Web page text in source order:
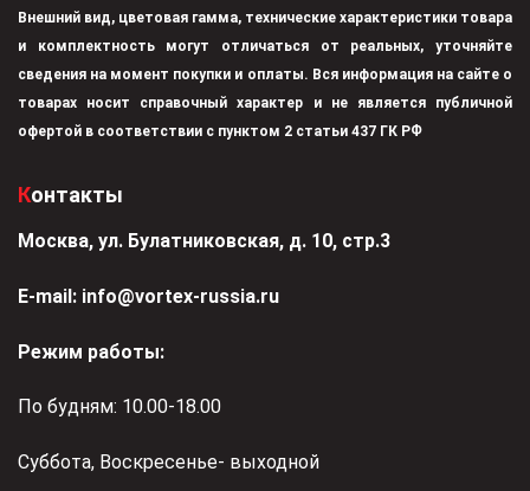
Внешний вид, цветовая гамма, технические характеристики товара
и комплектность могут отличаться от реальных, уточняйте
сведения на момент покупки и оплаты. Вся информация на сайте о
товарах носит справочный характер и не является публичной
офертой в соответствии с пунктом 2 статьи 437 ГК РФ
Контакты
Москва, ул. Булатниковская, д. 10, стр.3
Е-mail: info@vortex-russia.ru
Режим работы:
По будням: 10.00-18.00
Суббота, Воскресенье- выходной